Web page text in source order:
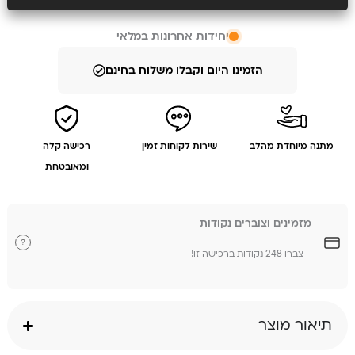
יחידות אחרונות במלאי
הזמינו היום וקבלו משלוח בחינם
מתנה מיוחדת מהלב שירות לקוחות זמין
רכישה קלה
ומאובטחת
מזמינים וצוברים נקודות
צברו 248 נקודות ברכישה זו!
?
תיאור מוצר